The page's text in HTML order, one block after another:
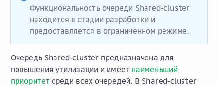
Функциональность очереди Shared-cluster
находится в стадии разработки и
предоставляется в ограниченном режиме.
Очередь Shared-cluster предназначена для
повышения утилизации и имеет наименьший
приоритетсреди всех очередей. В Shared-cluster